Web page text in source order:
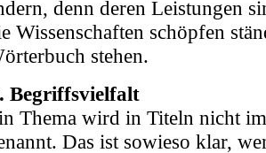
denn deren Leistungen
Wissenschaften schöpfen
stehen.
Begriffsvielfalt
Thema wird in Titeln nicht
Das ist sowieso klar,